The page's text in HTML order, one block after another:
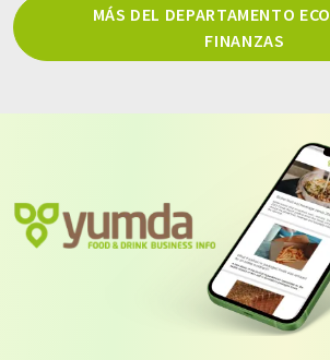
MÁS DEL DEPARTAMENTO
FINANZAS